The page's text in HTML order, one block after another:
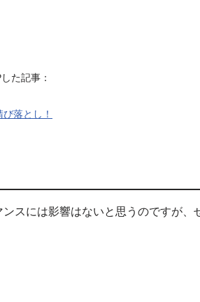
た記事：
落とし！
スには影響はないと思うのですが